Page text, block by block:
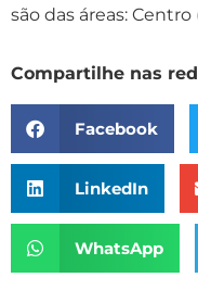
são das áreas: Centro
Compartilhe nas
Facebook
LinkedIn
WhatsApp